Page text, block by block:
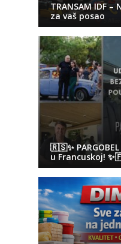
TRANSAM IDF
za vaš posao
🇷🇸✨
u Francuskoj!